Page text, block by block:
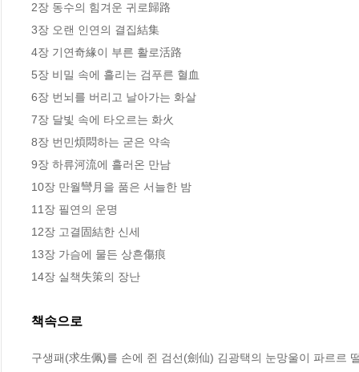
2장 동수의 힘겨운 귀로歸路
3장 오랜 인연의 결집結集
4장 기연奇緣이 부른 활로活路
5장 비밀 속에 흘리는 검푸른 혈血
6장 번뇌를 버리고 날아가는 화살
7장 달빛 속에 타오르는 화火
8장 번민煩悶하는 굳은 약속
9장 하류河流에 흘러온 만남
10장 만월彎月을 품은 서늘한 밤
11장 필연의 운명
12장 고결固結한 신세
13장 가슴에 물든 상흔傷痕
14장 실책失策의 장난
책속으로
구생패(求生佩)를 손에 쥔 검선(劍仙) 김광택의 눈망울이 파르르